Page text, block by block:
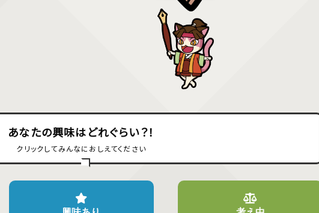
あなたの興味はどれぐらい？！
クリックしてみんなにおしえてください